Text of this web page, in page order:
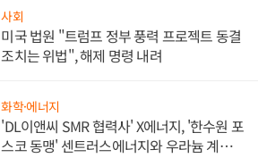
사회
미국 법원 "트럼프 정부 풍력 프로젝트 동결
조치는 위법", 해제 명령 내려
화학·에너지
'DL이앤씨 SMR 협력사' X에너지, '한수원 포
스코 동맹' 센트러스에너지와 우라늄 계약